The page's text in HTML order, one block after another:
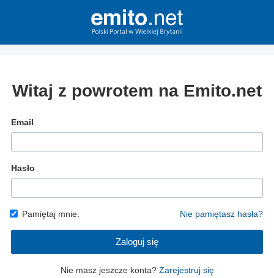
Witaj z powrotem na Emito.net
Email
Hasło
Pamiętaj mnie. Nie pamiętasz hasła?
Zaloguj się
Nie masz jeszcze konta? Zarejestruj się